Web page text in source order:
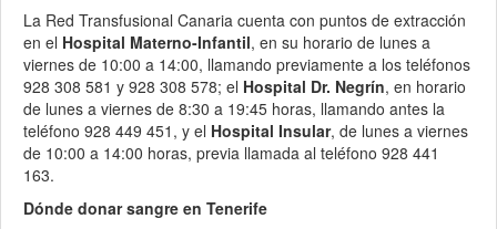
La Red Transfusional Canaria cuenta con puntos de extracción
en el Hospital Materno-Infantil, en su horario de lunes a
viernes de 10:00 a 14:00, llamando previamente a los teléfonos
928 308 581 y 928 308 578; el Hospital Dr. Negrín, en horario
de lunes a viernes de 8:30 a 19:45 horas, llamando antes la
teléfono 928 449 451, y el Hospital Insular, de lunes a viernes
de 10:00 a 14:00 horas, previa llamada al teléfono 928 441
163.
Dónde donar sangre en Tenerife